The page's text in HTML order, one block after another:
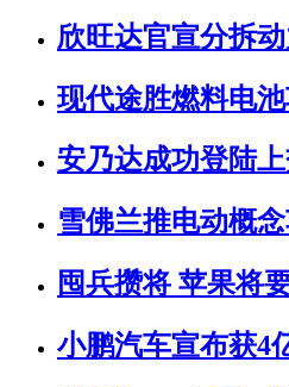
欣旺达官宣分拆
现代途胜燃料电
安乃达成功登陆
雪佛兰推电动概
囤兵攒将 苹果将
小鹏汽车宣布获4